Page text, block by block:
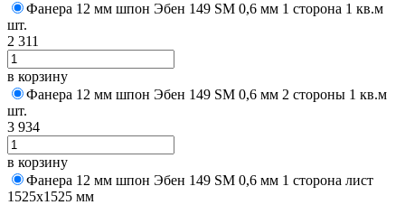
Фанера 12 мм шпон Эбен 149 SM 0,6 мм 1 сторона 1 кв.м
шт.
2 311
в корзину
Фанера 12 мм шпон Эбен 149 SM 0,6 мм 2 стороны 1 кв.м
шт.
3 934
в корзину
Фанера 12 мм шпон Эбен 149 SM 0,6 мм 1 сторона лист
1525х1525 мм